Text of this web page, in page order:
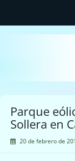
Parque
Sollera en
20 de febrero de